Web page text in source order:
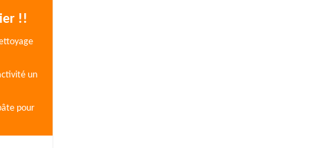
!!
un
pour